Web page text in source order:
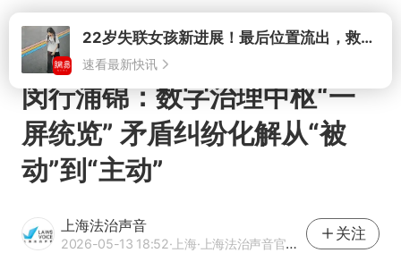
打开
闵行浦锦：数字治理中枢“一
屏统览” 矛盾纠纷化解从“被
动”到“主动”
上海法治声音
2026-05-13 18:52·上海·上海法治声音官方网易号
关注